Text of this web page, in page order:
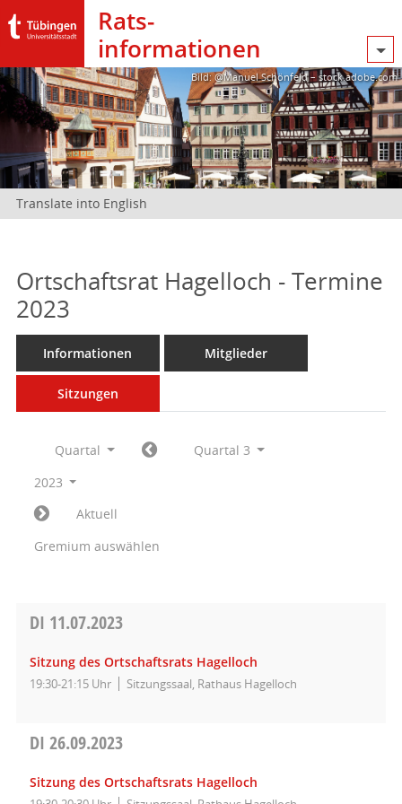
Rats­
informationen
Bild: @Manuel Schönfeld – stock.adobe.com
Translate into English
Ortschaftsrat Hagelloch - Termine
2023
Informationen Mitglieder
Sitzungen
Quartal
Quartal 3
2023
Aktuell
Gremium auswählen
DI 11.07.2023
Sitzung des Ortschaftsrats Hagelloch
19:30-21:15 Uhr Sitzungssaal, Rathaus Hagelloch
DI 26.09.2023
Sitzung des Ortschaftsrats Hagelloch